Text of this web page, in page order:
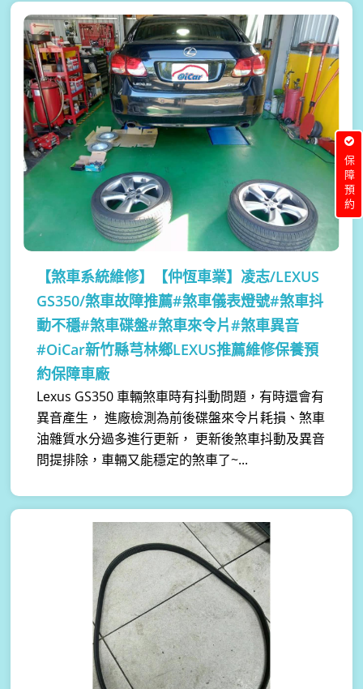
【煞車系統維修】
【仲恆車業】凌志/LEXUS
GS350/煞車故障推薦#煞車儀表燈號#煞車抖
動不穩#煞車碟盤#煞車來令片#煞車異音
#OiCar新竹縣芎林鄉LEXUS推薦維修保養預
約保障車廠
Lexus GS350 車輛煞車時有抖動問題，有時還會有
異音產生， 進廠檢測為前後碟盤來令片耗損、煞車
油雜質水分過多進行更新， 更新後煞車抖動及異音
問提排除，車輛又能穩定的煞車了~...
保障預約